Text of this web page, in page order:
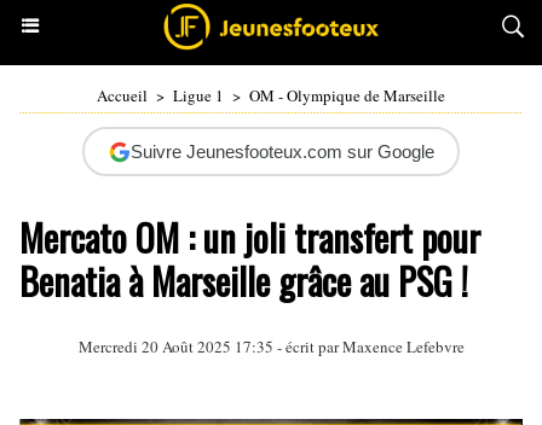
Accueil > Ligue 1 > OM - Olympique de Marseille
Suivre Jeunesfooteux.com sur Google
Mercato OM : un joli transfert pour
Benatia à Marseille grâce au PSG !
Mercredi 20 Août 2025 17:35 - écrit par Maxence Lefebvre